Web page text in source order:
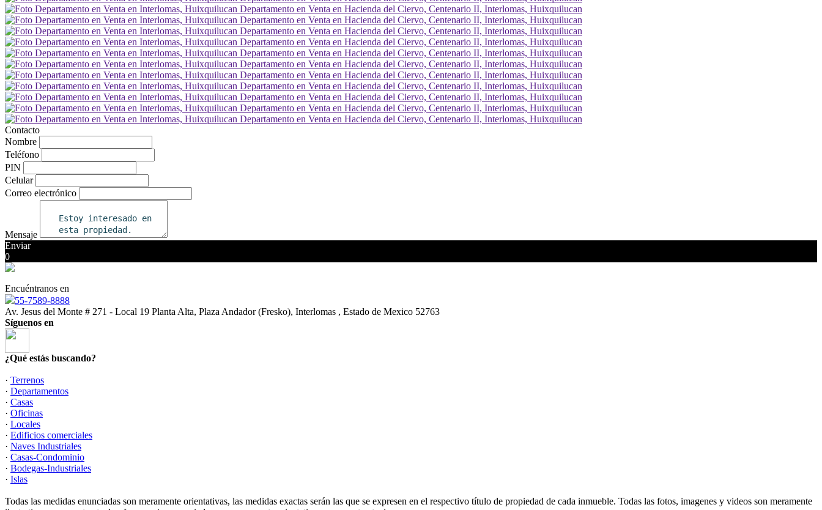
Contacto
Nombre
Teléfono
PIN
Celular
Correo electrónico
Mensaje
Enviar
0
Encuéntranos en
55-7589-8888
Av. Jesus del Monte # 271 - Local 19 Planta Alta, Plaza Andador (Fresko), Interlomas , Estado de Mexico 52763
Síguenos en
¿Qué estás buscando?
· Terrenos
· Departamentos
· Casas
· Oficinas
· Locales
· Edificios comerciales
· Naves Industriales
· Casas-Condominio
· Bodegas-Industriales
· Islas
Todas las medidas enunciadas son meramente orientativas, las medidas exactas serán las que se expresen en el respectivo título de propiedad de cada inmueble. Todas las fotos, imagenes y videos son meramente